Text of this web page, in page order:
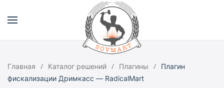
Главная Каталог решений Плагины
Плагин
фискализации Дримкасс — RadicalMart